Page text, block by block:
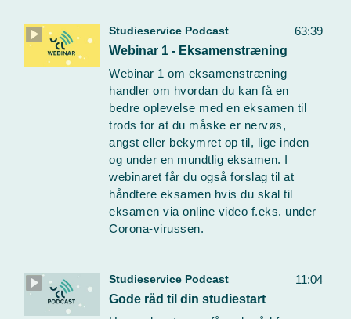
63:39
Studieservice Podcast
Webinar 1 - Eksamenstræning
Webinar 1 om eksamenstræning
handler om hvordan du kan få en
bedre oplevelse med en eksamen til
trods for at du måske er nervøs,
angst eller bekymret op til, lige inden
og under en mundtlig eksamen. I
webinaret får du også forslag til at
håndtere eksamen hvis du skal til
eksamen via online video f.eks. under
Corona-virussen.
11:04
Studieservice Podcast
Gode råd til din studiestart